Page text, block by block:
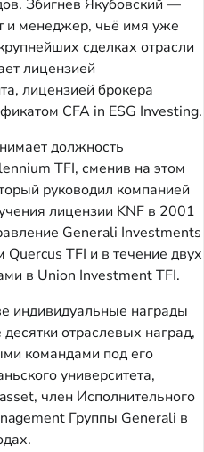
Збигнев Якубовский —
и менеджер, чьё имя уже
сделках отрасли
лицензией
лицензией брокера
CFA in ESG Investing.
должность
TFI, сменив на этом
руководил компанией
лицензии KNF в 2001
Generali Investments
TFI и в течение двух
в Union Investment TFI.
индивидуальные награды
отраслевых наград,
командами под его
университета,
член Исполнительного
Группы Generali в